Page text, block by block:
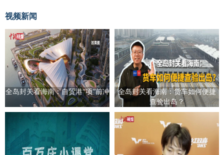
视频新闻
全岛封关看海南：自贸港“项”前冲
全岛封关看海南：货车如何便捷
查验出岛？